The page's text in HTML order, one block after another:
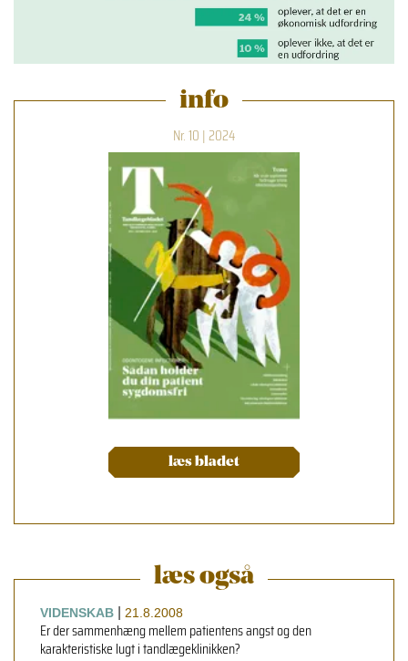
info
Nr. 10 | 2024
læs bladet
læs også
VIDENSKAB 21.8.2008
Er der sammenhæng mellem patientens angst og den
karakteristiske lugt i tandlægeklinikken?